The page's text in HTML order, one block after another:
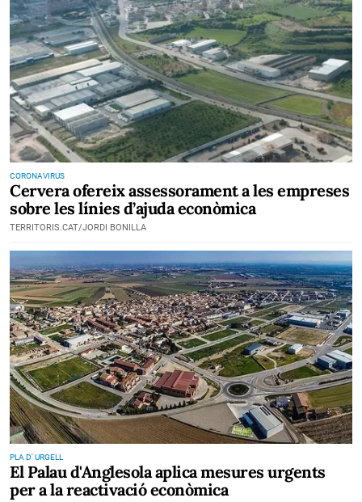
CORONAVIRUS
Cervera ofereix assessorament a les empreses
sobre les línies d’ajuda econòmica
TERRITORIS.CAT/JORDI BONILLA
PLA D' URGELL
El Palau d'Anglesola aplica mesures urgents
per a la reactivació econòmica